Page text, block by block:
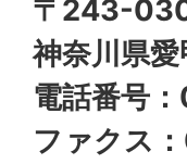
〒243-
神奈川県
電話番号
ファクス